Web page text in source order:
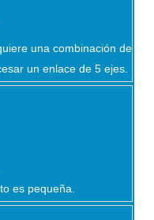
una combinación de
un enlace de 5 ejes.
es pequeña.